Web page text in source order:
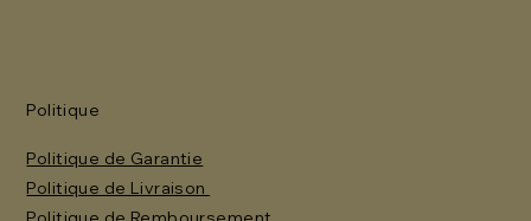
Politique
Politique de Garantie
Politique de Livraison